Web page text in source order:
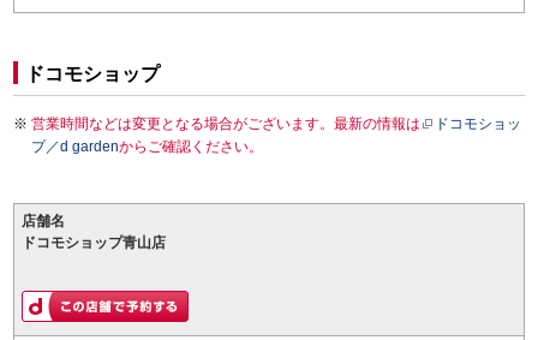
ドコモショップ
営業時間などは変更となる場合がございます。最新の情報は
ドコモショッ
プ／d gardenからご確認ください。
店舗名
ドコモショップ青山店